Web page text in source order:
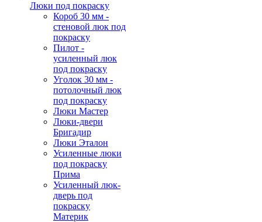
Люки под покраску
Короб 30 мм -
стеновой люк под
покраску
Пилот -
усиленный люк
под покраску
Уголок 30 мм -
потолочный люк
под покраску
Люки Мастер
Люки-двери
Бригадир
Люки Эталон
Усиленные люки
под покраску
Прима
Усиленный люк-
дверь под
покраску
Материк